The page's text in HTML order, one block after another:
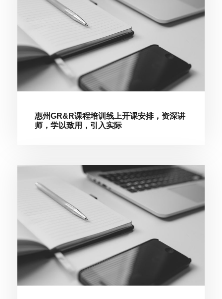
惠州GR&R课程培训线上开课安排，资深讲
师，学以致用，引入实际